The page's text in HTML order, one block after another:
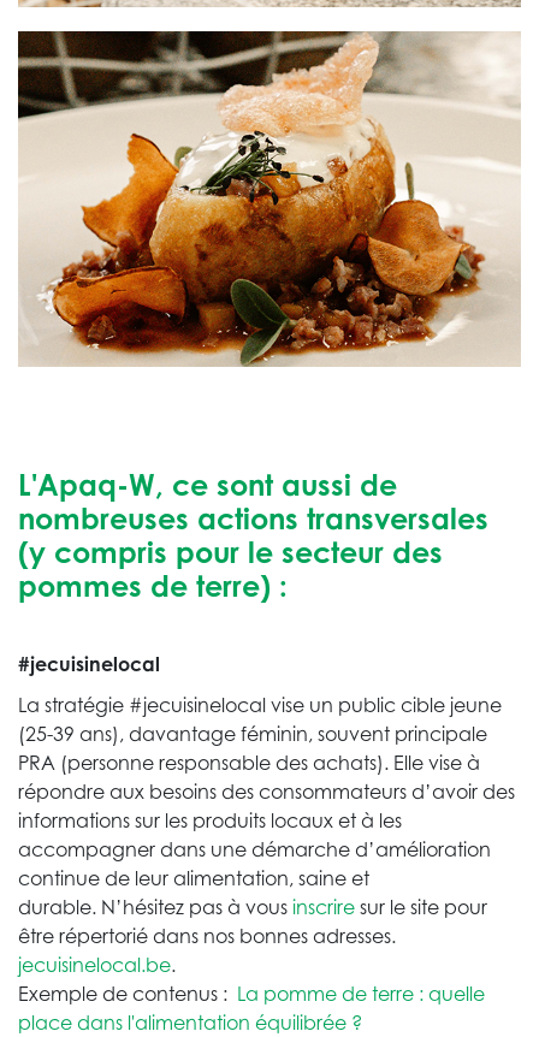
L'Apaq-W, ce sont aussi de
nombreuses actions transversales
(y compris pour le secteur des
pommes de terre) :
#jecuisinelocal
La stratégie #jecuisinelocal vise un public cible jeune
(25-39 ans), davantage féminin, souvent principale
PRA (personne responsable des achats). Elle vise à
répondre aux besoins des consommateurs d’avoir des
informations sur les produits locaux et à les
accompagner dans une démarche d’amélioration
continue de leur alimentation, saine et
durable. N’hésitez pas à vous inscrire sur le site pour
être répertorié dans nos bonnes adresses.
jecuisinelocal.be.
Exemple de contenus : La pomme de terre : quelle
place dans l'alimentation équilibrée ?